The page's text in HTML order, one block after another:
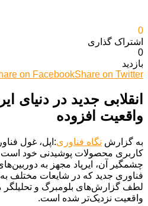
0
اشتراک گذاری‌
0
بازدید
on FacebookShare on Twitter
انقلابی جدید در دنیای
واقعیت افزوده
به گزارش نگاه فناوری:اپل، غول
کاربری محصولات پوشیدنی خود است
چشمگیر آن، ایرپاد مجهز به
فناوری جدید که در شایعات مختلف به
لطف گزارش‌های بلومبرگ و تحلیلگر
واقعیت نزدیک‌تر شده است.